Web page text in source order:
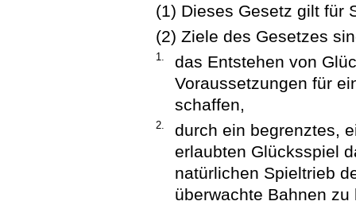
(1) Dieses Gesetz gilt für
(2) Ziele des Gesetzes
1.
das Entstehen von
Voraussetzungen für
schaffen,
2.
durch ein begrenztes,
erlaubten Glücksspiel
natürlichen Spieltrieb
überwachte Bahnen